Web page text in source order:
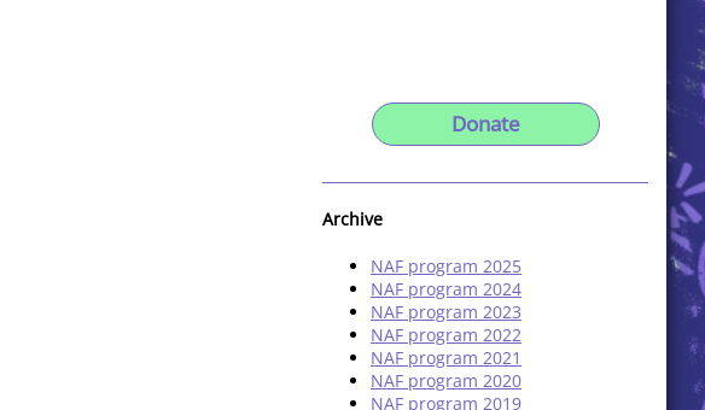
Donate
Archive
NAF program 2025
NAF program 2024
NAF program 2023
NAF program 2022
NAF program 2021
NAF program 2020
NAF program 2019